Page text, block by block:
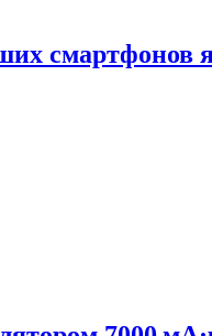
смартфонов